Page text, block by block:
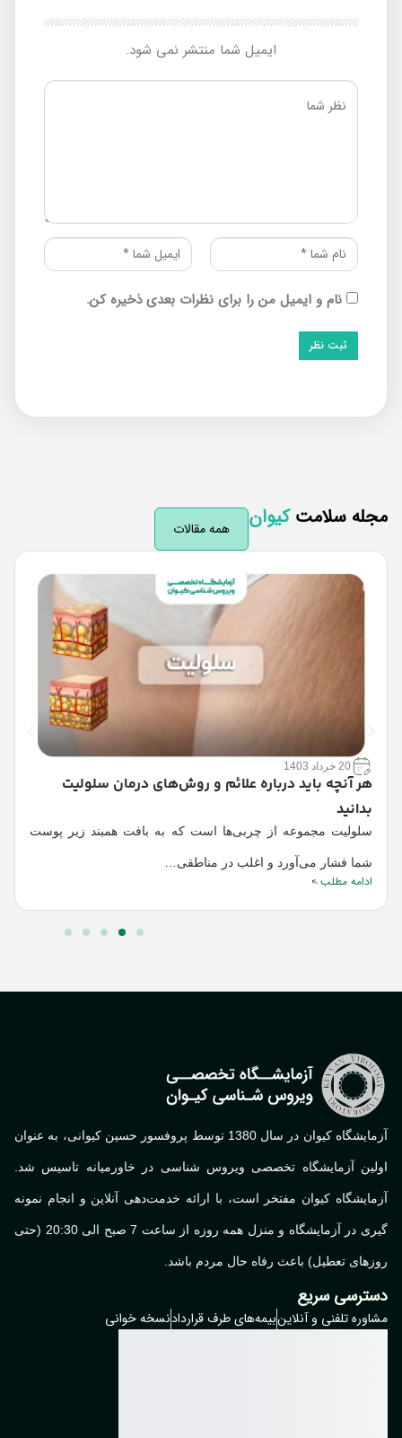
ایمیل شما منتشر نمی شود.
نام و ایمیل من را برای نظرات بعدی ذخیره کن.
سلامتکیوان همه مقالات
20 خرداد 1403
هر آنچه باید درباره علائم و روش‌های درمان سلولیت
بدانید
سلولیت مجموعه از چربی‌ها است که به بافت همبند زیر پوست
شما فشار می‌آورد و اغلب در مناطقی…
ادامه مطلب
آزمایشگاه کیوان در سال 1380 توسط پروفسور حسین کیوانی، به عنوان
آزمایشگاه تخصصی ویروس شناسی در خاورمیانه تاسیس شد.
کیوان مفتخر است، با ارائه خدمت‌دهی آنلاین و انجام نمونه
گیری در آزمایشگاه و منزل همه روزه از ساعت 7 صبح الی 20:30 (حتی
تعطیل) باعث رفاه حال مردم باشد.
سریع
تلفنی و آنلاینبیمه‌های طرف قراردادنسخه خوانی